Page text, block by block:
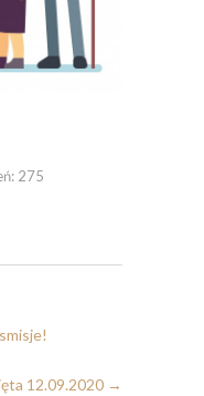
275
12.09.2020 →